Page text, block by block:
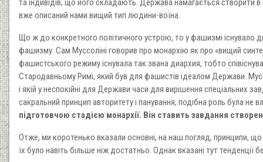
та індивідів, що його складають. Держава намагається створити
вже описаний нами вищий тип людини-воїна.
Що ж до конкретного політичного устрою, то у фашизмі існувало
фашизму. Сам Муссоліні говорив про монархію як про «вищий
фашистського режиму існувала так звана диархия, тобто
Стародавньому Римі, який був для фашистів ідеалом Держави.
і якій у неспокійні для Держави часи для вирішення спеціальних
сакральний принцип авторитету і панування, подібна роль була не
підготовчою стадією монархії. Він ставить завдання
Отже, ми коротенько вказали основні, на наш погляд, принципи,
їх було навіть більше ніж достатньо. Однак вказані тут тенденції